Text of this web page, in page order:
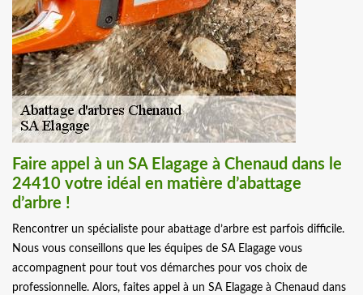
Faire appel à un SA Elagage à Chenaud dans le
24410 votre idéal en matière d’abattage
d’arbre !
Rencontrer un spécialiste pour abattage d’arbre est parfois difficile.
Nous vous conseillons que les équipes de SA Elagage vous
accompagnent pour tout vos démarches pour vos choix de
professionnelle. Alors, faites appel à un SA Elagage à Chenaud dans